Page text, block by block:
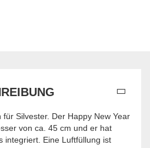
Silvester. Der Happy New Year
von ca. 45 cm und er hat
integriert. Eine Luftfüllung ist